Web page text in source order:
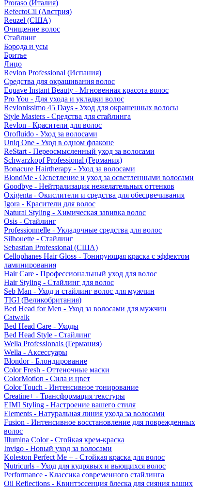
Proraso (Италия)
RefectoCil (Австрия)
Reuzel (США)
Очищение волос
Стайлинг
Борода и усы
Бритье
Лицо
Revlon Professional (Испания)
Средства для окрашивания волос
Equave Instant Beauty - Мгновенная красота волос
Pro You - Для ухода и укладки волос
Revlonissimo 45 Days - Уход для окрашенных волосы
Style Masters - Средства для стайлинга
Revlon - Красители для волос
Orofluido - Уход за волосами
Uniq One - Уход в одном флаконе
ReStart - Переосмысленный уход за волосами
Schwarzkopf Professional (Германия)
Bonacure Hairtherapy - Уход за волосами
BlondMe - Осветление и уход за осветленными волосами
Goodbye - Нейтрализация нежелательных оттенков
Oxigenta - Окислители и средства для обесцвечивания
Igora - Красители для волос
Natural Styling - Химическая завивка волос
Osis - Стайлинг
Professionnelle - Укладочные средства для волос
Silhouette - Стайлинг
Sebastian Professional (США)
Cellophanes Hair Gloss - Тонирующая краска с эффектом
ламинирования
Hair Care - Профессиональный уход для волос
Hair Styling - Стайлинг для волос
Seb Man - Уход и стайлинг волос для мужчин
TIGI (Великобритания)
Bed Head for Men - Уход за волосами для мужчин
Catwalk
Bed Head Care - Уходы
Bed Head Style - Стайлинг
Wella Professionals (Германия)
Wella - Аксессуары
Blondor - Блондирование
Color Fresh - Оттеночные маски
ColorMotion - Сила и цвет
Color Touch - Интенсивное тонирование
Creatine+ - Трансформация текстуры
EIMI Styling - Настроение вашего стиля
Elements - Натуральная линия ухода за волосами
Fusion - Интенсивное восстановление для поврежденных
волос
Illumina Color - Стойкая крем-краска
Invigo - Новый уход за волосами
Koleston Perfect Me + - Стойкая краска для волос
Nutricurls - Уход для кудрявых и вьющихся волос
Performance - Классика современного стайлинга
Oil Reflections - Квинтэссенция блеска для сияния ваших